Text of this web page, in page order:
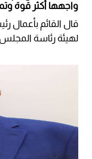
واجهها أكثر قوة
قال القائم بأعمال
لهيئة رئاسة المجلس